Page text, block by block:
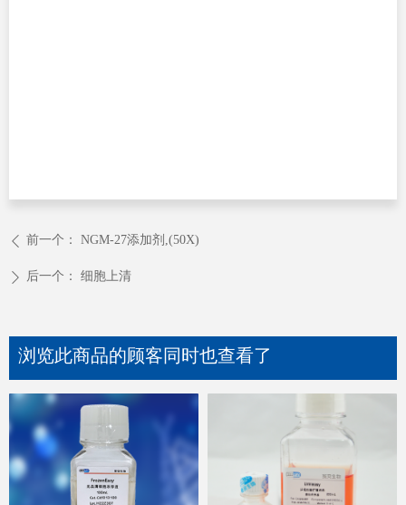
ꄴ 前一个： NGM-27添加剂,(50X)
ꄲ 后一个： 细胞上清
浏览此商品的顾客同时也查看了